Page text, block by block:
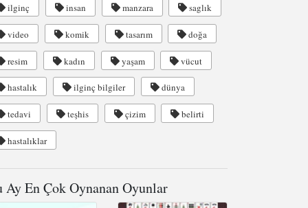
ilginç insan manzara saglık
video komik tasarım doğa
resim kadın yaşam vücut
hastalık ilginç bilgiler dünya
tedavi teşhis çizim belirti
hastalıklar
Ay En Çok Oynanan Oyunlar